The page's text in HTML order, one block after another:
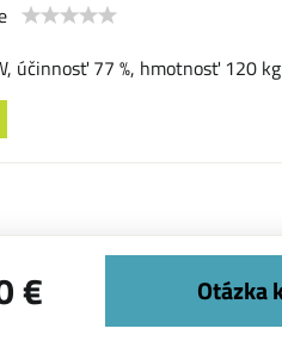
účinnosť 77 %, hmotnosť 120 kg
€